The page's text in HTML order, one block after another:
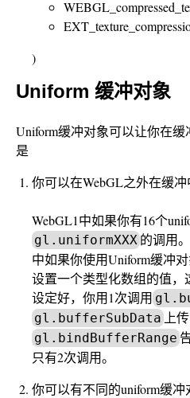
)
Uniform 缓冲对象
Uniform缓冲对象可以让你在
是
你可以在WebGL之外在缓
WebGL1中如果你有16个
gl.uniformXXX 的调用
中如果你使用Uniform缓冲
设置一个类型化数组的值
设定好，你用1次调用
gl.bufferSubData 上
gl.bindBufferRange
只有2次调用。
你可以有不同的uniform缓冲